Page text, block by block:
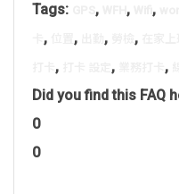
Tags: , , ,
, , , ,
, , ,
Did you find this FAQ
0
0